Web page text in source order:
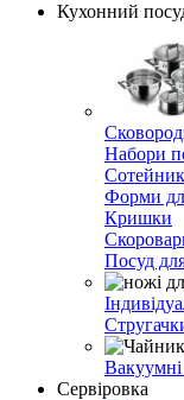
Кухонний
Набори
Форми
Кришки
Посуд
Сервіровка